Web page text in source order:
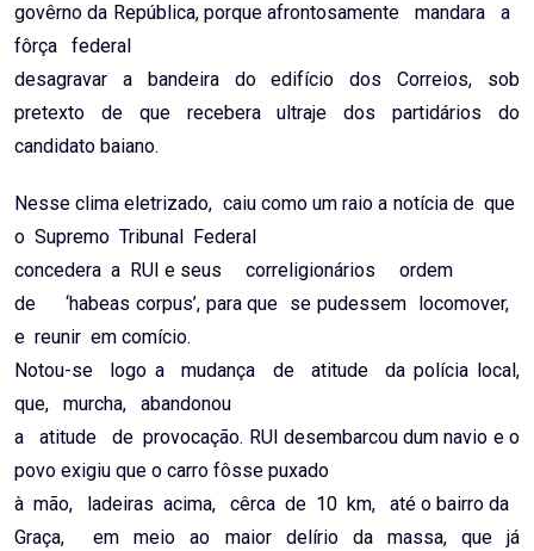
govêrno da República, porque afrontosamente mandara a
fôrça federal
desagravar a bandeira do edifício dos Correios, sob
pretexto de que recebera ultraje dos partidários do
candidato baiano.
Nesse clima eletrizado, caiu como um raio a notícia de que
o Supremo Tribunal Federal
concedera a RUI e seus correligionários ordem
de ‘habeas corpus’, para que se pudessem locomover,
e reunir em comício.
Notou-se logo a mudança de atitude da polícia local,
que, murcha, abandonou
a atitude de provocação. RUI desembarcou dum navio e o
povo exigiu que o carro fôsse puxado
à mão, ladeiras acima, cêrca de 10 km, até o bairro da
Graça, em meio ao maior delírio da massa, que já